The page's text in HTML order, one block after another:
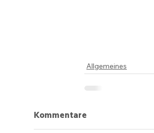
Allgemeines
Kommentare